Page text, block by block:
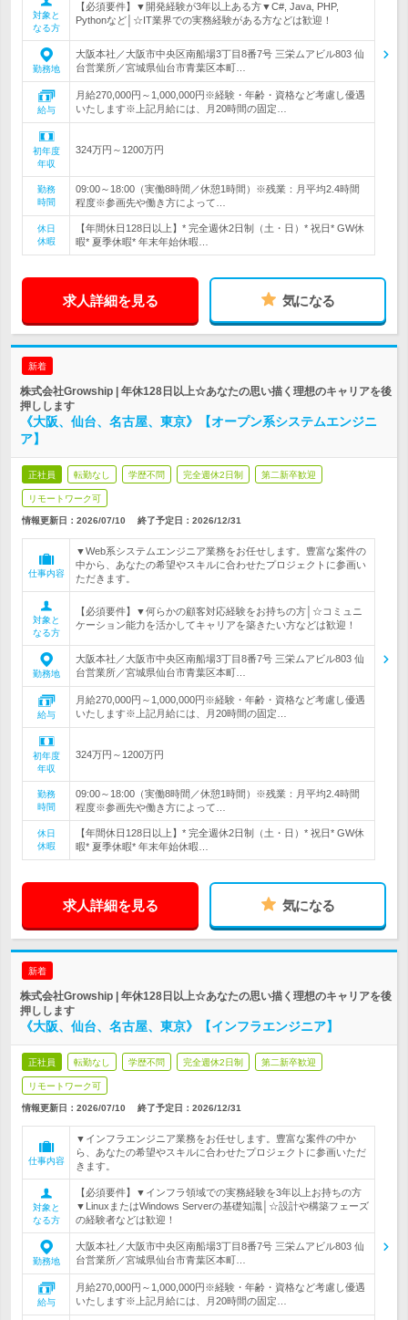
対象と
なる方
【必須要件】▼開発経験が3年以上ある方▼C#, Java, PHP,
Pythonなど│☆IT業界での実務経験がある方などは歓迎！
勤務地
大阪本社／大阪市中央区南船場3丁目8番7号 三栄ムアビル803 仙
台営業所／宮城県仙台市青葉区本町…
給与
月給270,000円～1,000,000円※経験・年齢・資格など考慮し優遇
いたします※上記月給には、月20時間の固定…
初年度
年収
324万円～1200万円
勤務
時間
09:00～18:00（実働8時間／休憩1時間）※残業：月平均2.4時間
程度※参画先や働き方によって…
休日
休暇
【年間休日128日以上】* 完全週休2日制（土・日）* 祝日* GW休
暇* 夏季休暇* 年末年始休暇…
求人詳細を見る 気になる
新着
株式会社Growship | 年休128日以上☆あなたの思い描く理想のキャリアを後
押しします
《大阪、仙台、名古屋、東京》【オープン系システムエンジニ
ア】
正社員 転勤なし 学歴不問 完全週休2日制 第二新卒歓迎
リモートワーク可
情報更新日：2026/07/10 終了予定日： 2026/12/31
仕事内容
▼Web系システムエンジニア業務をお任せします。豊富な案件の
中から、あなたの希望やスキルに合わせたプロジェクトに参画い
ただきます。
対象と
なる方
【必須要件】▼何らかの顧客対応経験をお持ちの方│☆コミュニ
ケーション能力を活かしてキャリアを築きたい方などは歓迎！
勤務地
大阪本社／大阪市中央区南船場3丁目8番7号 三栄ムアビル803 仙
台営業所／宮城県仙台市青葉区本町…
給与
月給270,000円～1,000,000円※経験・年齢・資格など考慮し優遇
いたします※上記月給には、月20時間の固定…
初年度
年収
324万円～1200万円
勤務
時間
09:00～18:00（実働8時間／休憩1時間）※残業：月平均2.4時間
程度※参画先や働き方によって…
休日
休暇
【年間休日128日以上】* 完全週休2日制（土・日）* 祝日* GW休
暇* 夏季休暇* 年末年始休暇…
求人詳細を見る 気になる
新着
株式会社Growship | 年休128日以上☆あなたの思い描く理想のキャリアを後
押しします
《大阪、仙台、名古屋、東京》【インフラエンジニア】
正社員 転勤なし 学歴不問 完全週休2日制 第二新卒歓迎
リモートワーク可
情報更新日：2026/07/10 終了予定日： 2026/12/31
仕事内容
▼インフラエンジニア業務をお任せします。豊富な案件の中か
ら、あなたの希望やスキルに合わせたプロジェクトに参画いただ
きます。
対象と
なる方
【必須要件】▼インフラ領域での実務経験を3年以上お持ちの方
▼LinuxまたはWindows Serverの基礎知識│☆設計や構築フェーズ
の経験者などは歓迎！
勤務地
大阪本社／大阪市中央区南船場3丁目8番7号 三栄ムアビル803 仙
台営業所／宮城県仙台市青葉区本町…
給与
月給270,000円～1,000,000円※経験・年齢・資格など考慮し優遇
いたします※上記月給には、月20時間の固定…